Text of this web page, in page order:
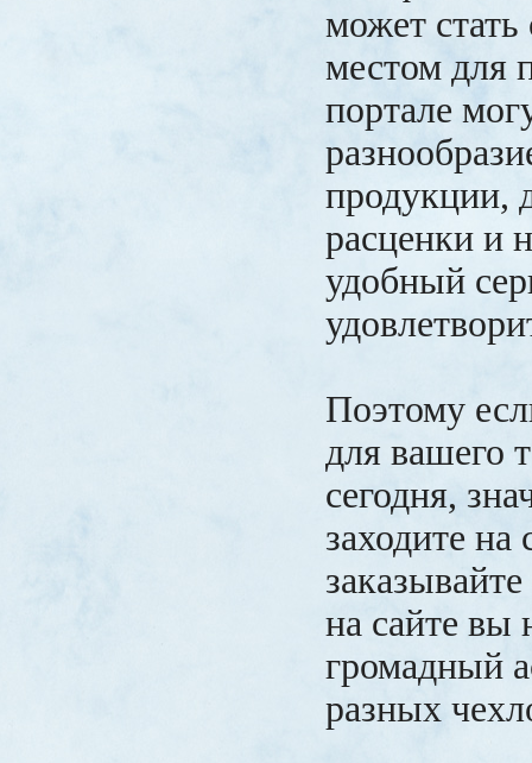
может
местом для
портале
продукции,
расценки и
удобный
Поэтому
для вашего
сегодня,
заходите на
на сайте вы
громадный
разных